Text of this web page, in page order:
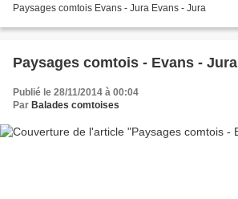
Paysages comtois Evans - Jura Evans - Jura
Paysages comtois - Evans - Jura
Publié le 28/11/2014 à 00:04
Par Balades comtoises